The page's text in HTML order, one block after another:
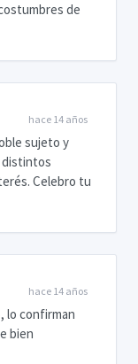
de
hace 14 años
sujeto y
distintos
Celebro tu
hace 14 años
lo confirman
bien